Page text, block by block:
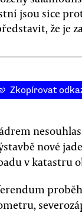
jsou sice
že je
Zkopírovat
nové
v katastru